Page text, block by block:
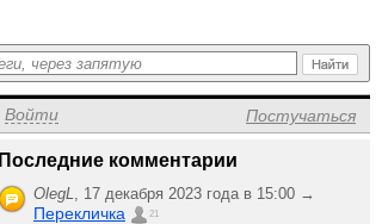
Войти Постучаться
Последние комментарии
OlegL, 17 декабря 2023 года в 15:00 →
Перекличка 21